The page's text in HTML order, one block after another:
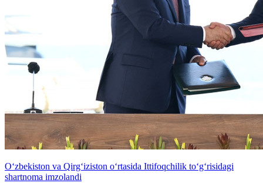
Oʻzbekiston va Qirgʻiziston o‘rtasida Ittifoqchilik toʻgʻrisidagi
shartnoma imzolandi